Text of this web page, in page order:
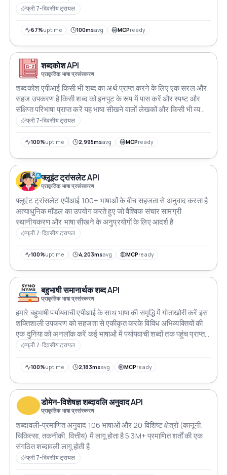
फ्री 7-दिवसीय ट्रायल
67%uptime 100msavg MCPready
शब्दकोश API
प्राकृतिक भाषा प्रसंस्करण
शब्दकोश एपीआई किसी भी शब्द का अर्थ प्राप्त करने के लिए एक सरल और
सहज उपकरण है किसी शब्द को इनपुट के रूप में पास करें और स्पष्ट और
संक्षिप्त परिभाषा प्राप्त करें यह भाषा सीखने वालों लेखकों और किसी भी व्यक्ति
के लिए आदर्श है जिसे त्वरित और आसान शब्द परिभाषाएँ चाहिए
फ्री 7-दिवसीय ट्रायल
100%uptime 2,995msavg MCPready
फ्लूइंट ट्रांसलेट API
प्राकृतिक भाषा प्रसंस्करण
फ्लूएंट ट्रांसलेट एपीआई 100+ भाषाओं के बीच सहजता से अनुवाद करता है
अत्याधुनिक मॉडल का उपयोग करते हुए जो वैश्विक संचार सामग्री
स्थानीयकरण और भाषा सीखने के अनुप्रयोगों के लिए आदर्श है
फ्री 7-दिवसीय ट्रायल
100%uptime 4,203msavg MCPready
बहुभाषी समानार्थक शब्द API
प्राकृतिक भाषा प्रसंस्करण
हमारे बहुभाषी पर्यायवाची एपीआई के साथ भाषा की समृद्धि में गोताखोरी करें इस
शक्तिशाली उपकरण को सहजता से एकीकृत करके विविध अभिव्यक्तियों की
एक दुनिया को अनलॉक करें कई भाषाओं में पर्यायवाची शब्दों तक पहुंच प्राप्त
करें सामग्री निर्माण भाषा प्रसंस्करण और उपयोगकर्ता सगंठन को बढ़ाते हुए
प्रभावी संचार सुनिश्चित करें
फ्री 7-दिवसीय ट्रायल
100%uptime 2,183msavg MCPready
डोमेन-विशेषज्ञ शब्दावलि अनुवाद API
प्राकृतिक भाषा प्रसंस्करण
शब्दावली-प्रमाणित अनुवाद 106 भाषाओं और 20 विशिष्ट क्षेत्रों (कानूनी,
चिकित्सा, तकनीकी, वित्तीय) में लागू होता है 5.3M+ प्रमाणित शर्तों की एक
संगठित शब्दावली लागू होती है
फ्री 7-दिवसीय ट्रायल